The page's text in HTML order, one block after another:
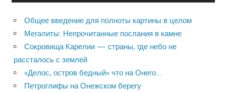
Общее введение для полноты картины в целом
Мегалиты: Непрочитанные послания в камне
Сокровища Карелии — страны, где небо не
рассталось с землей
«Делос, остров бедный» что на Онего…
Петроглифы на Онежском берегу